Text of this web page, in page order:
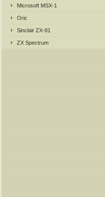
Microsoft MSX-1
Oric
Sinclair ZX-81
ZX Spectrum